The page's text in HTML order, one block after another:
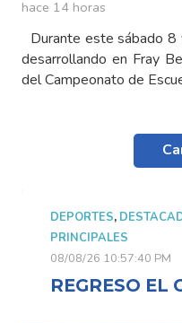
hace 14 horas
Durante este sábado
desarrollando en Fray
del Campeonato de
DEPORTES,
PRINCIPALES
08/08/26 10:57:40 PM
REGRESO EL